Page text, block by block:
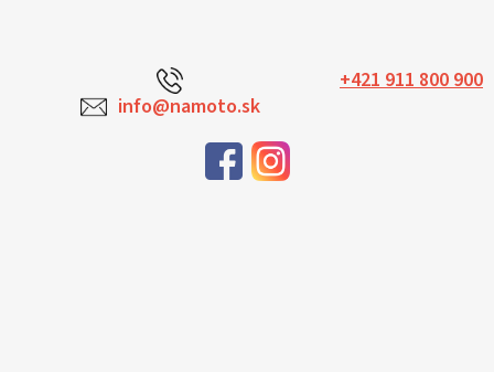
+421 911 800 900
info@namoto.sk